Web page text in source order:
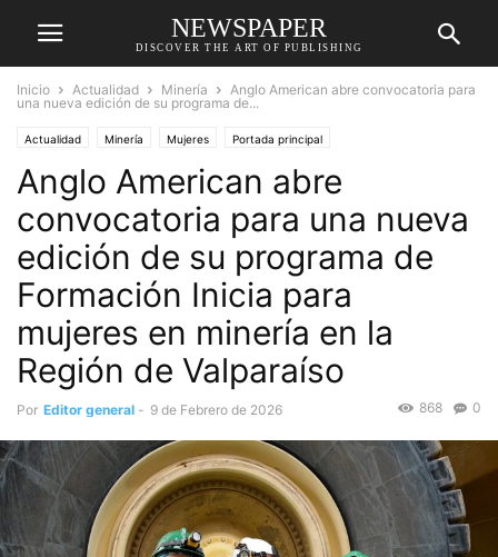
NEWSPAPER
DISCOVER THE ART OF PUBLISHING
Inicio Actualidad Minería
Anglo American abre convocatoria para
una nueva edición de su programa de...
Actualidad Minería Mujeres Portada principal
Anglo American abre
convocatoria para una nueva
edición de su programa de
Formación Inicia para
mujeres en minería en la
Región de Valparaíso
Por Editor general - 9 de Febrero de 2026 0
868